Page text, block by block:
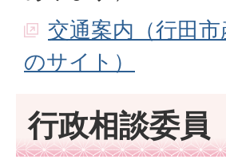
交通案内（行田
のサイト）
行政相談委員